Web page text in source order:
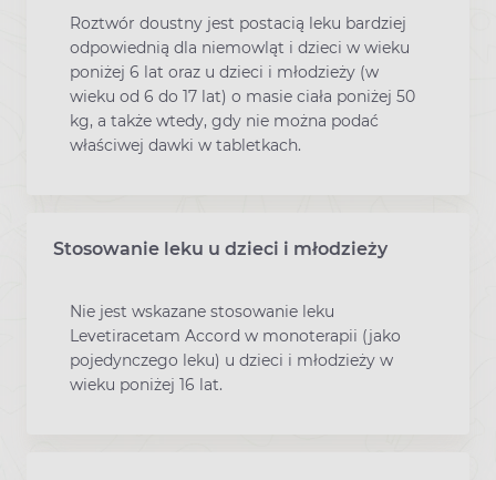
Roztwór doustny jest postacią leku bardziej
odpowiednią dla niemowląt i dzieci w wieku
poniżej 6 lat oraz u dzieci i młodzieży (w
wieku od 6 do 17 lat) o masie ciała poniżej 50
kg, a także wtedy, gdy nie można podać
właściwej dawki w tabletkach.
Stosowanie leku u dzieci i młodzieży
Nie jest wskazane stosowanie leku
Levetiracetam Accord w monoterapii (jako
pojedynczego leku) u dzieci i młodzieży w
wieku poniżej 16 lat.